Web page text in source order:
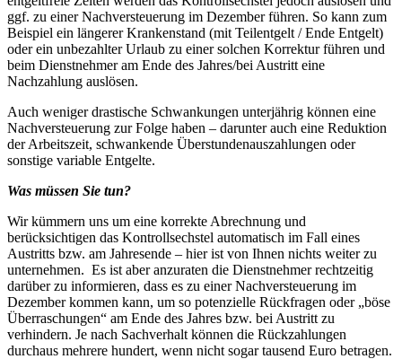
ggf. zu einer Nachversteuerung im Dezember führen. So kann zum
Beispiel ein längerer Krankenstand (mit Teilentgelt / Ende Entgelt)
oder ein unbezahlter Urlaub zu einer solchen Korrektur führen und
beim Dienstnehmer am Ende des Jahres/bei Austritt eine
Nachzahlung auslösen.
Auch weniger drastische Schwankungen unterjährig können eine
Nachversteuerung zur Folge haben – darunter auch eine Reduktion
der Arbeitszeit, schwankende Überstundenauszahlungen oder
sonstige variable Entgelte.
Was müssen Sie tun?
Wir kümmern uns um eine korrekte Abrechnung und
berücksichtigen das Kontrollsechstel automatisch im Fall eines
Austritts bzw. am Jahresende – hier ist von Ihnen nichts weiter zu
unternehmen. Es ist aber anzuraten die Dienstnehmer rechtzeitig
darüber zu informieren, dass es zu einer Nachversteuerung im
Dezember kommen kann, um so potenzielle Rückfragen oder „böse
Überraschungen“ am Ende des Jahres bzw. bei Austritt zu
verhindern. Je nach Sachverhalt können die Rückzahlungen
durchaus mehrere hundert, wenn nicht sogar tausend Euro betragen.